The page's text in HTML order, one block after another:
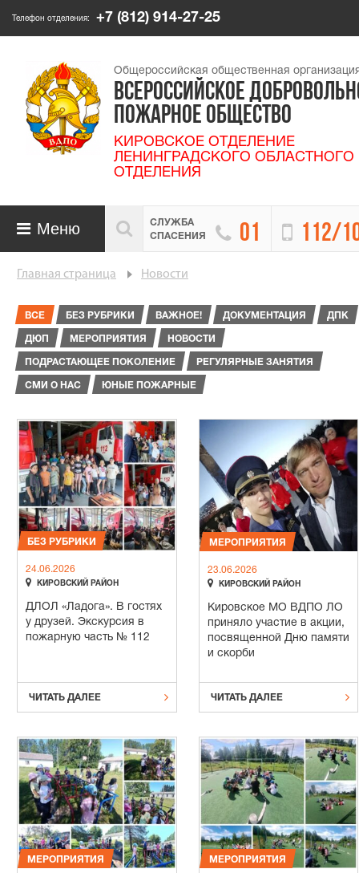
Телефон отделения: +7 (812) 914-27-25
Общероссийская общественная
ВСЕРОССИЙСКОЕ
ПОЖАРНОЕ ОБЩЕСТВО
КИРОВСКОЕ ОТДЕЛЕНИЕ
ЛЕНИНГРАДСКОГО ОБЛАСТНОГО
ОТДЕЛЕНИЯ

СЛУЖБА
СПАСЕНИЯ
 01  112/
 Меню
Главная страница Новости
ВСЕ БЕЗ РУБРИКИ ВАЖНОЕ! ДОКУМЕНТАЦИЯ ДПК
ДЮП МЕРОПРИЯТИЯ НОВОСТИ
ПОДРАСТАЮЩЕЕ ПОКОЛЕНИЕ РЕГУЛЯРНЫЕ ЗАНЯТИЯ
СМИ О НАС ЮНЫЕ ПОЖАРНЫЕ
БЕЗ РУБРИКИ
24.06.2026
 КИРОВСКИЙ РАЙОН
ДЛОЛ «Ладога». В гостях
у друзей. Экскурсия в
пожарную часть № 112
ЧИТАТЬ ДАЛЕЕ 
МЕРОПРИЯТИЯ
23.06.2026
 КИРОВСКИЙ РАЙОН
Кировское МО ВДПО ЛО
приняло участие в акции,
посвященной Дню памяти
и скорби
ЧИТАТЬ ДАЛЕЕ 
МЕРОПРИЯТИЯ МЕРОПРИЯТИЯ